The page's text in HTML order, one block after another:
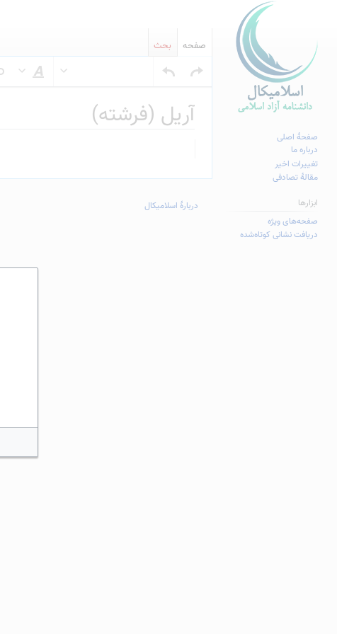
آریل (فرشته)
ناوبری
جستجو
صفحه بحث
صفحهٔ اصلی
درباره ما
تغییرات اخیر
مقالهٔ تصادفی
ابزارها
صفحه‌های ویژه
دریافت نشانی کوتاه‌شده
دربارهٔ اسلامیکال